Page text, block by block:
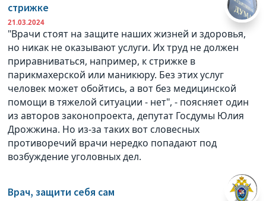
стрижке
21.03.2024
"Врачи стоят на защите наших жизней и здоровья,
но никак не оказывают услуги. Их труд не должен
приравниваться, например, к стрижке в
парикмахерской или маникюру. Без этих услуг
человек может обойтись, а вот без медицинской
помощи в тяжелой ситуации - нет", - поясняет один
из авторов законопроекта, депутат Госдумы Юлия
Дрожжина. Но из-за таких вот словесных
противоречий врачи нередко попадают под
возбуждение уголовных дел.
Врач, защити себя сам